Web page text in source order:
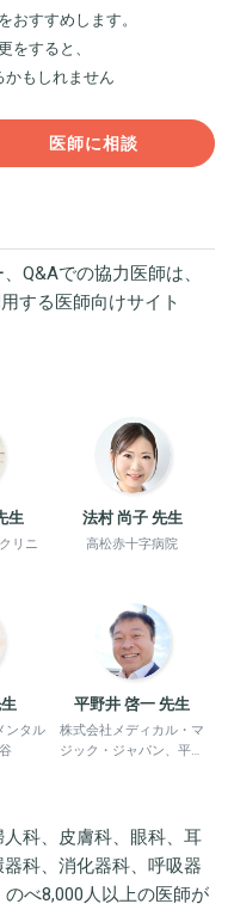
おすすめします。
をすると、
かもしれません
医師に相談
Q&Aでの協力医師は、
する医師向けサイト
生
リニ
法村 尚子 先生
高松赤十字病院
ンタル
平野井 啓一 先生
株式会社メディカル・マ
ジック・ジャパン、平野
科、皮膚科、眼科、耳
科、消化器科、呼吸器
べ8,000人以上の医師が